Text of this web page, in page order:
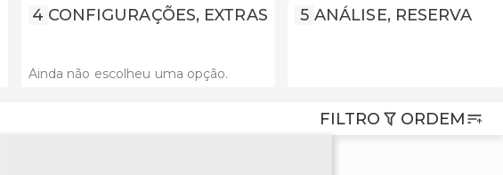
4 CONFIGURAÇÕES, EXTRAS
Ainda não escolheu uma opção.
5 ANÁLISE, RESERVA
FILTRO ORDEM